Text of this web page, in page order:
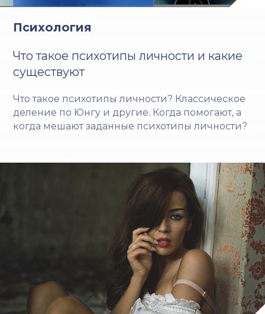
Психология
Что такое психотипы личности и какие
существуют
Что такое психотипы личности? Классическое
деление по Юнгу и другие. Когда помогают, а
когда мешают заданные психотипы личности?